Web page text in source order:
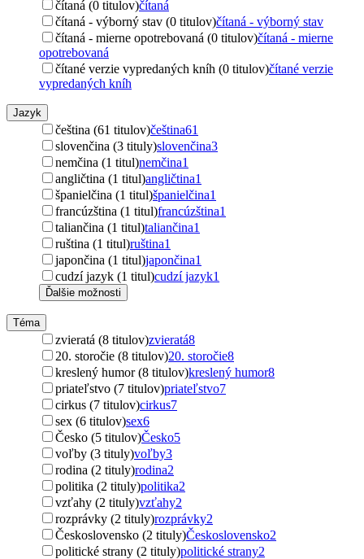
čítaná (0 titulov)čítaná
čítaná - výborný stav (0 titulov)čítaná - výborný stav
čítaná - mierne opotrebovaná (0 titulov)čítaná - mierne
opotrebovaná
čítané verzie vypredaných kníh (0 titulov)čítané verzie
vypredaných kníh
Jazyk
čeština (61 titulov)čeština61
slovenčina (3 tituly)slovenčina3
nemčina (1 titul)nemčina1
angličtina (1 titul)angličtina1
španielčina (1 titul)španielčina1
francúzština (1 titul)francúzština1
taliančina (1 titul)taliančina1
ruština (1 titul)ruština1
japončina (1 titul)japončina1
cudzí jazyk (1 titul)cudzí jazyk1
Ďalšie možnosti
Téma
zvieratá (8 titulov)zvieratá8
20. storočie (8 titulov)20. storočie8
kreslený humor (8 titulov)kreslený humor8
priateľstvo (7 titulov)priateľstvo7
cirkus (7 titulov)cirkus7
sex (6 titulov)sex6
Česko (5 titulov)Česko5
voľby (3 tituly)voľby3
rodina (2 tituly)rodina2
politika (2 tituly)politika2
vzťahy (2 tituly)vzťahy2
rozprávky (2 tituly)rozprávky2
Československo (2 tituly)Československo2
politické strany (2 tituly)politické strany2